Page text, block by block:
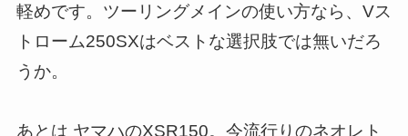
軽めです。ツーリングメインの使い方なら、Vス
トローム250SXはベストな選択肢では無いだろ
うか。
あとは ヤマハのXSR150。今流行りのネオレト